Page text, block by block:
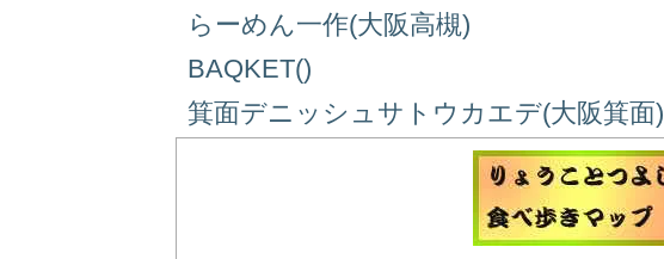
らーめん一作(大阪高槻)
BAQKET()
箕面デニッシュサトウカエデ(大阪箕面)